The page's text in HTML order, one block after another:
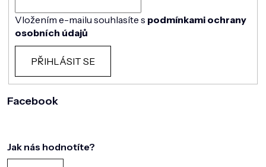
Vložením e-mailu souhlasíte s podmínkami ochrany
osobních údajů
PŘIHLÁSIT SE
Facebook
Jak nás hodnotíte?